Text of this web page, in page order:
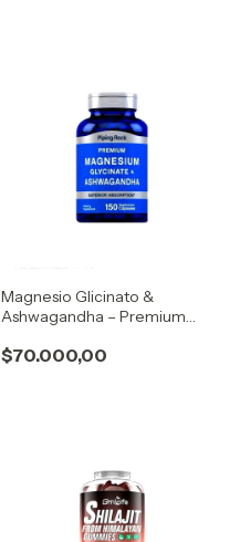
Magnesio Glicinato &
Ashwagandha – Premium
$70.000,00